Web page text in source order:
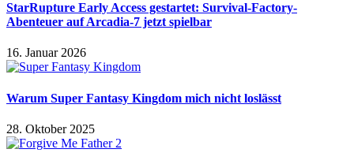
StarRupture Early Access gestartet: Survival-Factory-
Abenteuer auf Arcadia-7 jetzt spielbar
16. Januar 2026
Warum Super Fantasy Kingdom mich nicht loslässt
28. Oktober 2025